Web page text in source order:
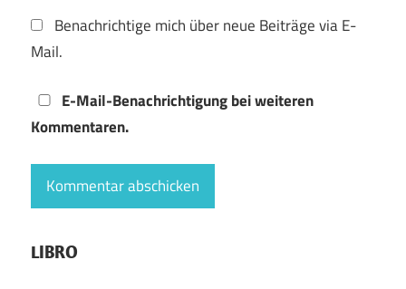
Benachrichtige mich über neue Beiträge via E-
Mail.
E-Mail-Benachrichtigung bei weiteren
Kommentaren.
LIBRO